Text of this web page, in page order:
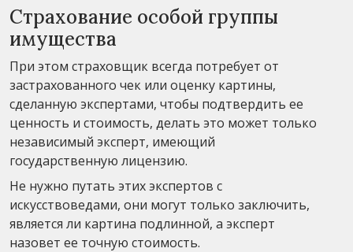
Страхование особой группы
имущества
При этом страховщик всегда потребует от
застрахованного чек или оценку картины,
сделанную экспертами, чтобы подтвердить ее
ценность и стоимость, делать это может только
независимый эксперт, имеющий
государственную лицензию.
Не нужно путать этих экспертов с
искусствоведами, они могут только заключить,
является ли картина подлинной, а эксперт
назовет ее точную стоимость.